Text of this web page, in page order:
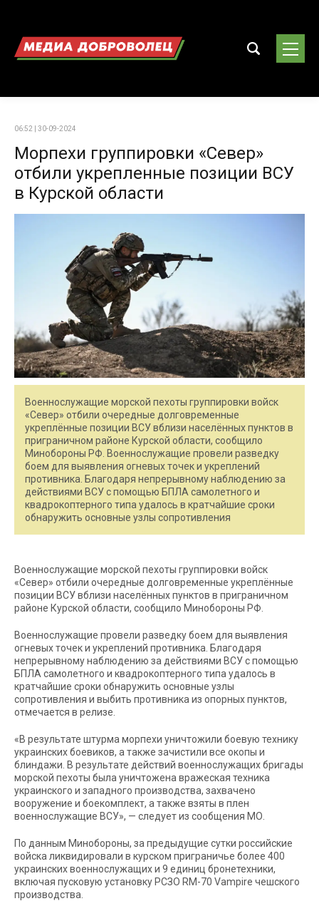
06:52 | 30-09-2024
Морпехи группировки «Север»
отбили укрепленные позиции ВСУ
в Курской области
Военнослужащие морской пехоты группировки войск
«Север» отбили очередные долговременные
укреплённые позиции ВСУ вблизи населённых пунктов в
приграничном районе Курской области, сообщило
Минобороны РФ. Военнослужащие провели разведку
боем для выявления огневых точек и укреплений
противника. Благодаря непрерывному наблюдению за
действиями ВСУ с помощью БПЛА самолетного и
квадрокоптерного типа удалось в кратчайшие сроки
обнаружить основные узлы сопротивления
Военнослужащие морской пехоты группировки войск
«Север» отбили очередные долговременные укреплённые
позиции ВСУ вблизи населённых пунктов в приграничном
районе Курской области, сообщило Минобороны РФ.
Военнослужащие провели разведку боем для выявления
огневых точек и укреплений противника. Благодаря
непрерывному наблюдению за действиями ВСУ с помощью
БПЛА самолетного и квадрокоптерного типа удалось в
кратчайшие сроки обнаружить основные узлы
сопротивления и выбить противника из опорных пунктов,
отмечается в релизе.
«В результате штурма морпехи уничтожили боевую технику
украинских боевиков, а также зачистили все окопы и
блиндажи. В результате действий военнослужащих бригады
морской пехоты была уничтожена вражеская техника
украинского и западного производства, захвачено
вооружение и боекомплект, а также взяты в плен
военнослужащие ВСУ», — следует из сообщения МО.
По данным Минобороны, за предыдущие сутки российские
войска ликвидировали в курском приграничье более 400
украинских военнослужащих и 9 единиц бронетехники,
включая пусковую установку РСЗО RM-70 Vampire чешского
производства.